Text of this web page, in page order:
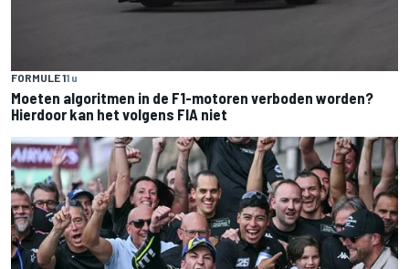
FORMULE 11 u
Moeten algoritmen in de F1-motoren verboden worden?
Hierdoor kan het volgens FIA niet